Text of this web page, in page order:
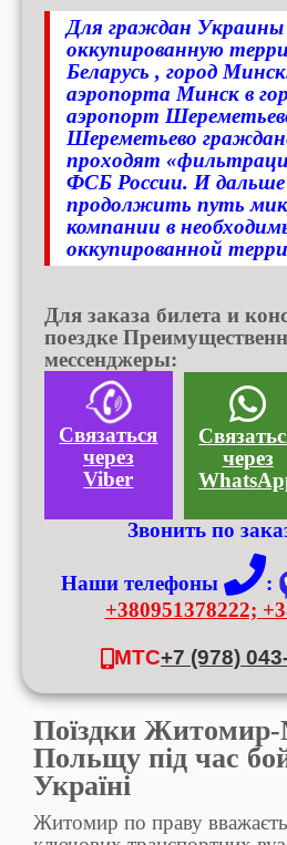
Для граждан Украины
оккупированную
Беларусь , город
аэропорта Минск в
аэропорт
Шереметьево
проходят
ФСБ России. И
продолжить путь
компании в
оккупированной
Для заказа билета и
поездке
мессенджеры:
Связаться
через
Viber
через
Звонить по
Наши телефоны :
+380951378222;
МТС+7 (978)
Поїздки Житомир-
Польщу під час
Україні
Житомир по праву